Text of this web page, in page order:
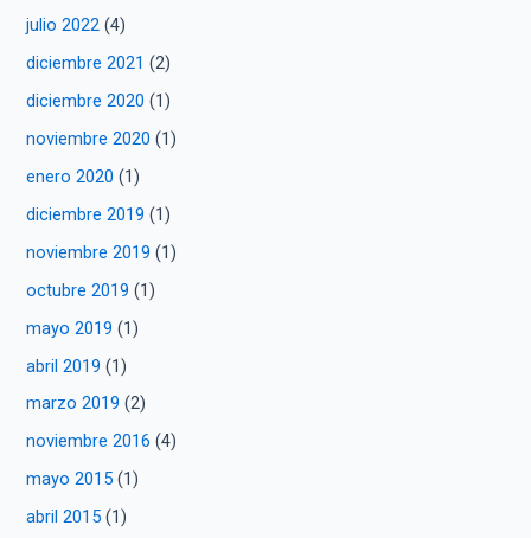
julio 2022 (4)
diciembre 2021 (2)
diciembre 2020 (1)
noviembre 2020 (1)
enero 2020 (1)
diciembre 2019 (1)
noviembre 2019 (1)
octubre 2019 (1)
mayo 2019 (1)
abril 2019 (1)
marzo 2019 (2)
noviembre 2016 (4)
mayo 2015 (1)
abril 2015 (1)